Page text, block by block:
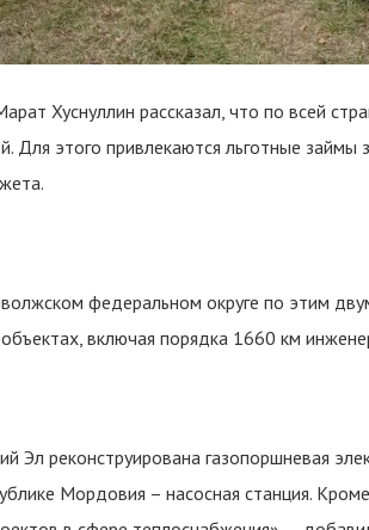
Хуснуллин рассказал, что по всей
Для этого привлекаются льготные
федеральном округе по этим
включая порядка 1660 км
Эл реконструирована газопоршневая
Мордовия – насосная станция.